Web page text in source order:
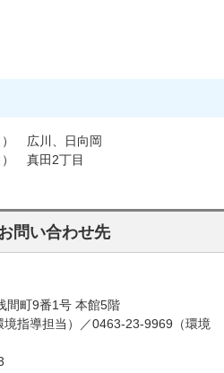
） 広川、日向岡
） 真田2丁目
問い合わせ先
間町9番1号 本館5階
指導担当）／0463-23-9969（環境